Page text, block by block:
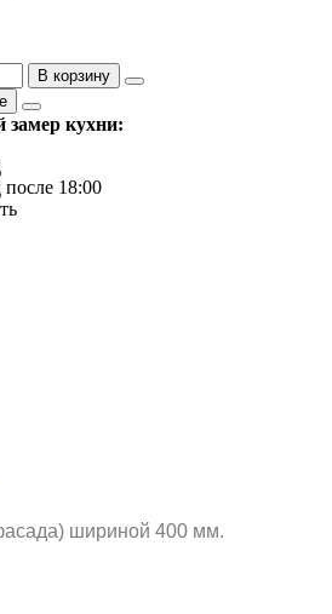
В корзину
замер кухни:
после 18:00
шириной 400 мм.